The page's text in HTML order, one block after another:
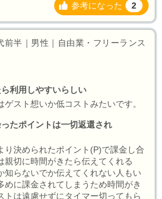
参考になった 2
前半｜男性｜自由業・フリーランス
利用しやすいらしい
スト想いか低コストみたいです。
たポイントは一切返還され
り決められたポイント(P)で課金し合
親切に時間がきたら伝えてくれる
知らないでか伝えてくれない人もい
めに課金されてしまうため時間がき
トは遠慮せずにタイマー切ってもら